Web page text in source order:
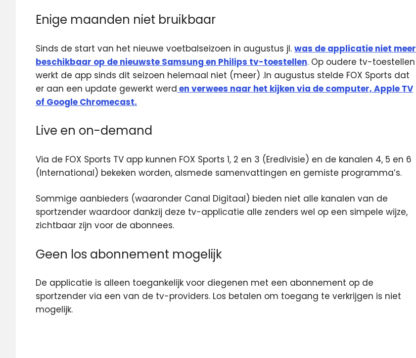
Enige maanden niet bruikbaar
Sinds de start van het nieuwe voetbalseizoen in augustus jl. was de applicatie niet meer
beschikbaar op de nieuwste Samsung en Philips tv-toestellen. Op oudere tv-toestellen
werkt de app sinds dit seizoen helemaal niet (meer) .In augustus stelde FOX Sports dat
er aan een update gewerkt werd en verwees naar het kijken via de computer, Apple TV
of Google Chromecast.
Live en on-demand
Via de FOX Sports TV app kunnen FOX Sports 1, 2 en 3 (Eredivisie) en de kanalen 4, 5 en 6
(International) bekeken worden, alsmede samenvattingen en gemiste programma’s.
Sommige aanbieders (waaronder Canal Digitaal) bieden niet alle kanalen van de
sportzender waardoor dankzij deze tv-applicatie alle zenders wel op een simpele wijze,
zichtbaar zijn voor de abonnees.
Geen los abonnement mogelijk
De applicatie is alleen toegankelijk voor diegenen met een abonnement op de
sportzender via een van de tv-providers. Los betalen om toegang te verkrijgen is niet
mogelijk.